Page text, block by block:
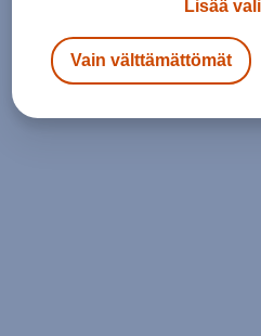
Lisää
Vain välttämättömät